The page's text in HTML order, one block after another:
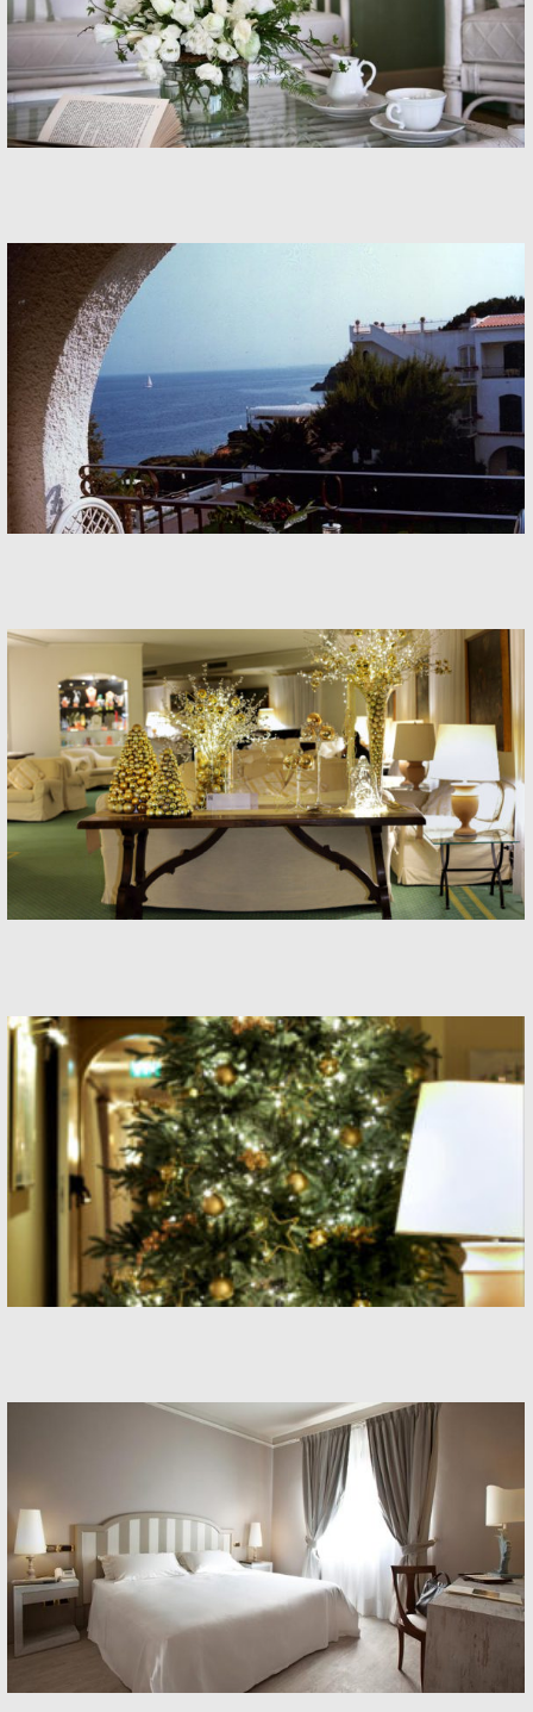
Hotel
Hotel
Hotel
Rooms